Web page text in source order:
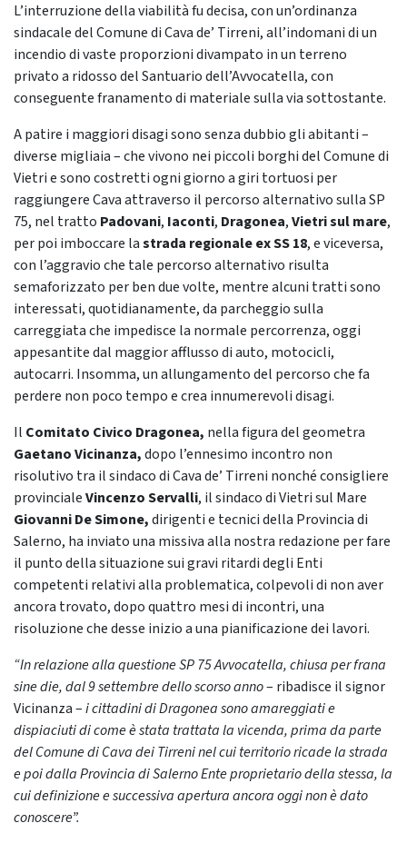
L’interruzione della viabilità fu decisa, con un’ordinanza
sindacale del Comune di Cava de’ Tirreni, all’indomani di un
incendio di vaste proporzioni divampato in un terreno
privato a ridosso del Santuario dell’Avvocatella, con
conseguente franamento di materiale sulla via sottostante.
A patire i maggiori disagi sono senza dubbio gli abitanti –
diverse migliaia – che vivono nei piccoli borghi del Comune di
Vietri e sono costretti ogni giorno a giri tortuosi per
raggiungere Cava attraverso il percorso alternativo sulla SP
75, nel tratto Padovani, Iaconti, Dragonea,Vietri sul mare,
per poi imboccare lastrada regionale ex SS 18, e viceversa,
con l’aggravio che tale percorso alternativo risulta
semaforizzato per ben due volte, mentre alcuni tratti sono
interessati, quotidianamente, da parcheggio sulla
carreggiata che impedisce la normale percorrenza, oggi
appesantite dal maggior afflusso di auto, motocicli,
autocarri. Insomma, un allungamento del percorso che fa
perdere non poco tempo e crea innumerevoli disagi.
Il Comitato Civico Dragonea, nella figura del geometra
Gaetano Vicinanza,dopo l’ennesimo incontro non
risolutivo tra il sindaco di Cava de’ Tirreni nonché consigliere
provincialeVincenzo Servalli, il sindaco di Vietri sul Mare
Giovanni De Simone,dirigenti e tecnici della Provincia di
Salerno, ha inviato una missiva alla nostra redazione per fare
il punto della situazione sui gravi ritardi degli Enti
competenti relativi alla problematica, colpevoli di non aver
ancora trovato, dopo quattro mesi di incontri, una
risoluzione che desse inizioa una pianificazione dei lavori.
“In relazione alla questione SP 75 Avvocatella, chiusa per frana
sine die, dal 9 settembre dello scorso anno– ribadisce il signor
Vicinanza –i cittadini di Dragonea sono amareggiati e
dispiaciuti di come è stata trattata la vicenda, prima da parte
del Comune di Cava dei Tirreni nel cui territorio ricade la strada
e poi dalla Provincia di Salerno Ente proprietario della stessa, la
cui definizione e successiva apertura ancora oggi non è dato
conoscere”.